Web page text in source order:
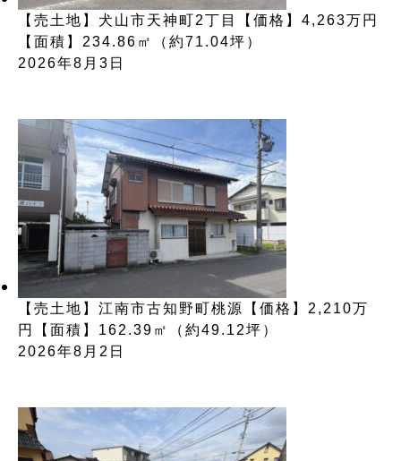
【売土地】犬山市天神町2丁目【価格】4,263万円
【面積】234.86㎡（約71.04坪）
2026年8月3日
【売土地】江南市古知野町桃源【価格】2,210万
円【面積】162.39㎡（約49.12坪）
2026年8月2日